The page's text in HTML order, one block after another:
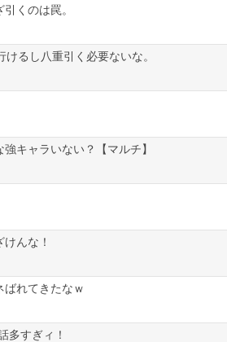
くのは罠。
るし八重引く必要ないな。
キャラいない？【マルチ】
んな！
ばれてきたなｗ
多すぎィ！